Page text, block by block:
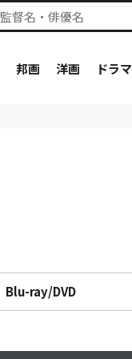
邦画 洋画 ドラマ
Blu-ray/DVD